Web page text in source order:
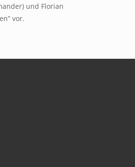
und Florian
vor.